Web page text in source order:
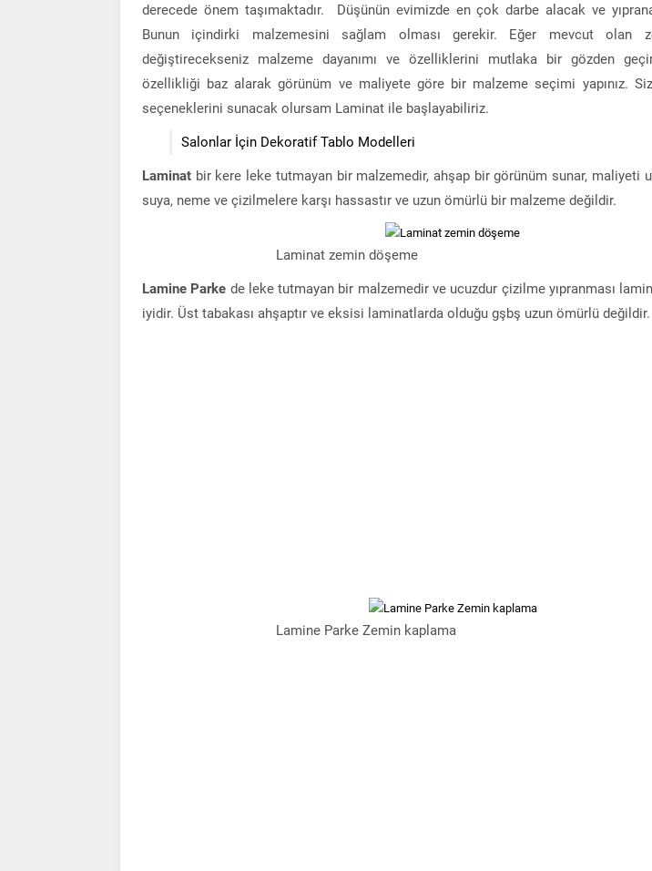
derecede önem taşımaktadır. Düşünün evimizde en çok darbe alacak ve
Bunun içindirki malzemesini sağlam olması gerekir. Eğer mevcut olan
değiştirecekseniz malzeme dayanımı ve özelliklerini mutlaka bir gözden
özellikliği baz alarak görünüm ve maliyete göre bir malzeme seçimi yapınız.
seçeneklerini sunacak olursam Laminat ile başlayabiliriz.
Salonlar İçin Dekoratif Tablo Modelleri
Laminat bir kere leke tutmayan bir malzemedir, ahşap bir görünüm sunar, maliyeti
suya, neme ve çizilmelere karşı hassastır ve uzun ömürlü bir malzeme değildir.
Laminat zemin döşeme
Lamine Parke de leke tutmayan bir malzemedir ve ucuzdur çizilme yıpranması
iyidir. Üst tabakası ahşaptır ve eksisi laminatlarda olduğu gşbş uzun ömürlü değildir.
Lamine Parke Zemin kaplama